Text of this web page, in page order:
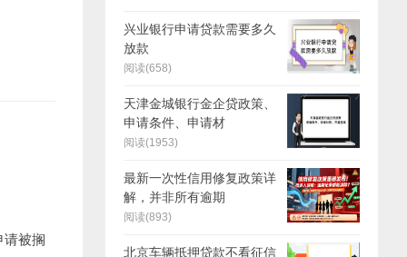
请被搁
兴业银行申请贷款需要多久
放款
阅读(658)
天津金城银行金企贷政策、
申请条件、申请材
阅读(1953)
最新一次性信用修复政策详
解，并非所有逾期
阅读(893)
北京车辆抵押贷款不看征信